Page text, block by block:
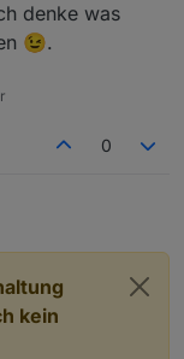
denke was
😉.
0
kein